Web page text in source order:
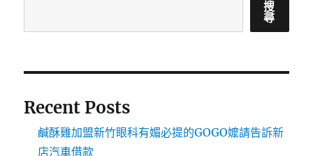
搜
尋
Recent Posts
鹹酥雞加盟新竹眼科有媚必提的GOGO嬤請告訴新
店汽車借款